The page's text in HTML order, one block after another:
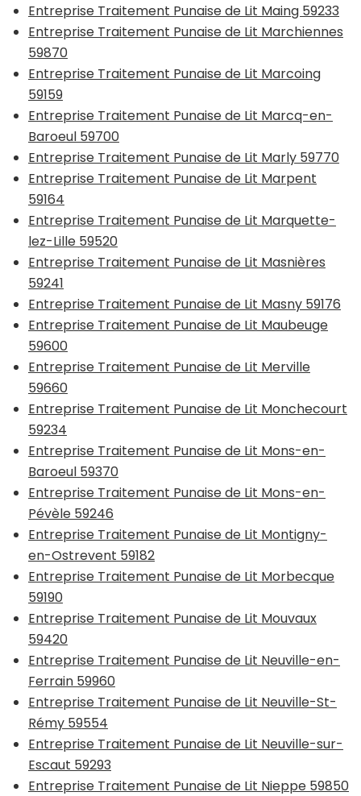
Entreprise Traitement Punaise de Lit Maing 59233
Entreprise Traitement Punaise de Lit Marchiennes
59870
Entreprise Traitement Punaise de Lit Marcoing
59159
Entreprise Traitement Punaise de Lit Marcq-en-
Baroeul 59700
Entreprise Traitement Punaise de Lit Marly 59770
Entreprise Traitement Punaise de Lit Marpent
59164
Entreprise Traitement Punaise de Lit Marquette-
lez-Lille 59520
Entreprise Traitement Punaise de Lit Masnières
59241
Entreprise Traitement Punaise de Lit Masny 59176
Entreprise Traitement Punaise de Lit Maubeuge
59600
Entreprise Traitement Punaise de Lit Merville
59660
Entreprise Traitement Punaise de Lit Monchecourt
59234
Entreprise Traitement Punaise de Lit Mons-en-
Baroeul 59370
Entreprise Traitement Punaise de Lit Mons-en-
Pévèle 59246
Entreprise Traitement Punaise de Lit Montigny-
en-Ostrevent 59182
Entreprise Traitement Punaise de Lit Morbecque
59190
Entreprise Traitement Punaise de Lit Mouvaux
59420
Entreprise Traitement Punaise de Lit Neuville-en-
Ferrain 59960
Entreprise Traitement Punaise de Lit Neuville-St-
Rémy 59554
Entreprise Traitement Punaise de Lit Neuville-sur-
Escaut 59293
Entreprise Traitement Punaise de Lit Nieppe 59850